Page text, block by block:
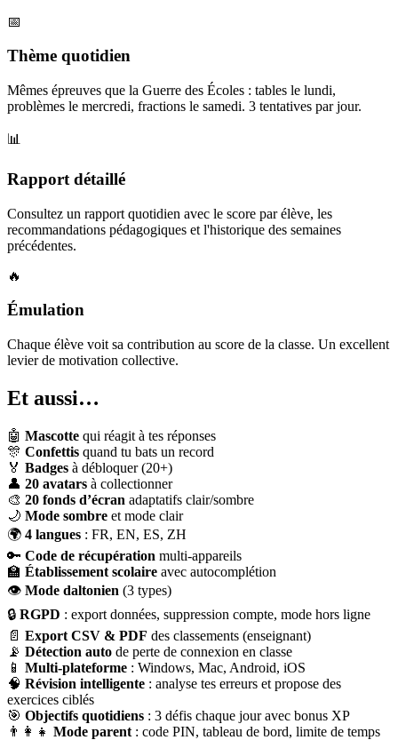
📅
Thème quotidien
Mêmes épreuves que la Guerre des Écoles : tables le lundi,
problèmes le mercredi, fractions le samedi. 3 tentatives par jour.
📊
Rapport détaillé
Consultez un rapport quotidien avec le score par élève, les
recommandations pédagogiques et l'historique des semaines
précédentes.
🔥
Émulation
Chaque élève voit sa contribution au score de la classe. Un excellent
levier de motivation collective.
Et aussi…
🤖 Mascotte qui réagit à tes réponses
🎊 Confettis quand tu bats un record
🏅 Badges à débloquer (20+)
👤 20 avatars à collectionner
🎨 20 fonds d’écran adaptatifs clair/sombre
🌙 Mode sombre et mode clair
🌍 4 langues : FR, EN, ES, ZH
🔑 Code de récupération multi-appareils
🏫 Établissement scolaire avec autocomplétion
👁 Mode daltonien (3 types)
🔒 RGPD : export données, suppression compte, mode hors ligne
📄 Export CSV & PDF des classements (enseignant)
📡 Détection auto de perte de connexion en classe
📱 Multi-plateforme : Windows, Mac, Android, iOS
🧠 Révision intelligente : analyse tes erreurs et propose des
exercices ciblés
🎯 Objectifs quotidiens : 3 défis chaque jour avec bonus XP
👨‍👩‍👧 Mode parent : code PIN, tableau de bord, limite de temps